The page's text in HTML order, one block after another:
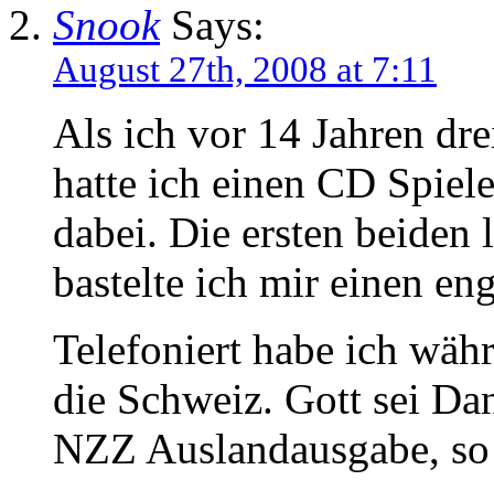
SnookSays:
August 27th, 2008 at 7:11
Als ich vor 14 Jahren
hatte ich einen CD
dabei. Die ersten
bastelte ich mir einen
Telefoniert habe ich
die Schweiz. Gott sei
NZZ Auslandausgabe,